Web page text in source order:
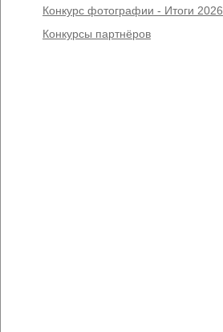
Конкурс фотографии - Итоги 2026
Конкурсы партнёров